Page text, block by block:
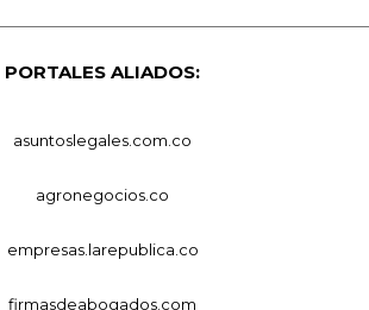
PORTALES ALIADOS:
asuntoslegales.com.co
agronegocios.co
empresas.larepublica.co
firmasdeabogados.com